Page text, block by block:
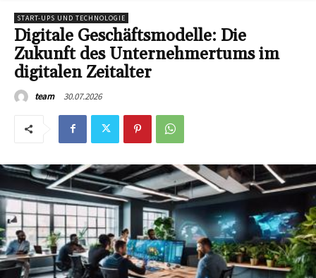
START-UPS UND TECHNOLOGIE
Digitale Geschäftsmodelle: Die
Zukunft des Unternehmertums im
digitalen Zeitalter
team 30.07.2026